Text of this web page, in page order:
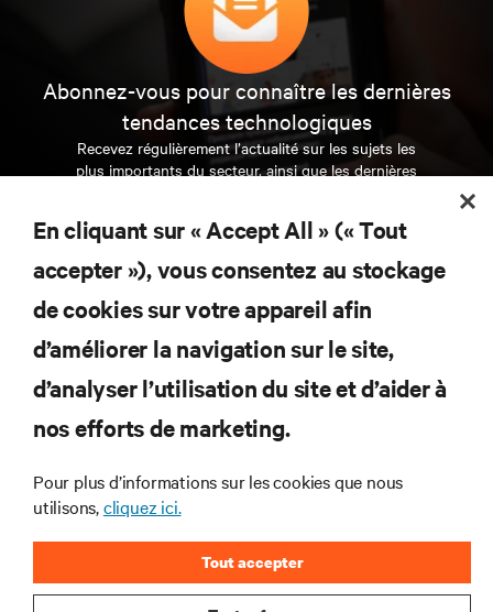
Abonnez-vous pour connaître les dernières
tendances technologiques
Recevez régulièrement l’actualité sur les sujets les
plus importants du secteur, ainsi que les dernières
et des infrastructures informatiques critiques.
S’INSCRIRE MAINTENANT
RESSOURCES
SUPPORT
SOCIÉTÉ
En cliquant sur « Accept All » (« Tout
accepter »), vous consentez au stockage
de cookies sur votre appareil afin
d’améliorer la navigation sur le site,
d’analyser l’utilisation du site et d’aider à
nos efforts de marketing.
Pour plus d’informations sur les cookies que nous
utilisons,cliquez ici.
Tout accepter